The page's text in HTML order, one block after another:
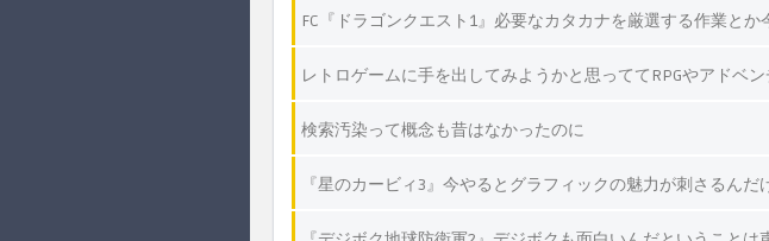
FC『ドラゴンクエスト1』必要なカタカナを厳選する作業とか
レトロゲームに手を出してみようかと思っててRPGやアドベ
検索汚染って概念も昔はなかったのに
『星のカービィ3』今やるとグラフィックの魅力が刺さるん